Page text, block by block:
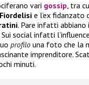
vari gossip, tra
e l’ex fidanzato
. Pare infatti abbiano
social infatti
profilo una foto che la
imprenditore.
minuti.